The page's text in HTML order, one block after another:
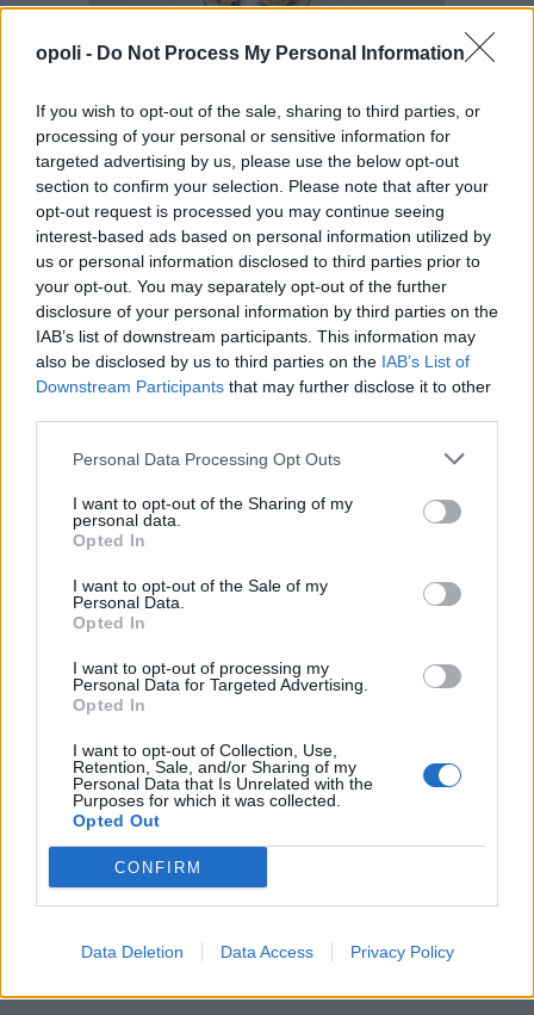
opoli - Do Not Process My Personal Information
If you wish to opt-out of the sale, sharing to third parties, or
processing of your personal or sensitive information for
targeted advertising by us, please use the below opt-out
section to confirm your selection. Please note that after your
opt-out request is processed you may continue seeing
interest-based ads based on personal information utilized by
us or personal information disclosed to third parties prior to
your opt-out. You may separately opt-out of the further
disclosure of your personal information by third parties on the
IAB’s list of downstream participants. This information may
also be disclosed by us to third parties on the IAB’s List of
Downstream Participants that may further disclose it to other
Personal Data Processing Opt Outs
I want to opt-out of the Sharing of my
personal data.
Opted In
I want to opt-out of the Sale of my
Personal Data.
Opted In
I want to opt-out of processing my
Personal Data for Targeted Advertising.
Opted In
I want to opt-out of Collection, Use,
Retention, Sale, and/or Sharing of my
Personal Data that Is Unrelated with the
Purposes for which it was collected.
Opted Out
CONFIRM
Data Deletion Data Access Privacy Policy